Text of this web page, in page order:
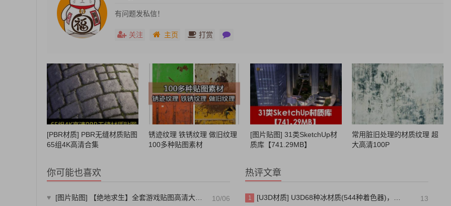
有问题发私信！
关注 主页 打赏
[PBR材质] PBR无缝材质贴图
65组4K高清合集
锈迹纹理 铁锈纹理 做旧纹理
100多种贴图素材
[图片贴图] 31类SketchUp材
质库【741.29MB】
常用脏旧处理的材质纹理 超
大高清100P
你可能也喜欢
♥ [图片贴图] 【绝地求生】全套游戏贴图高清大图合集 2.2G TGA格式高清大图
10/06
热评文章
1 [U3D材质] U3D68种冰材质(544种着色器)，88种冰的纹理 13